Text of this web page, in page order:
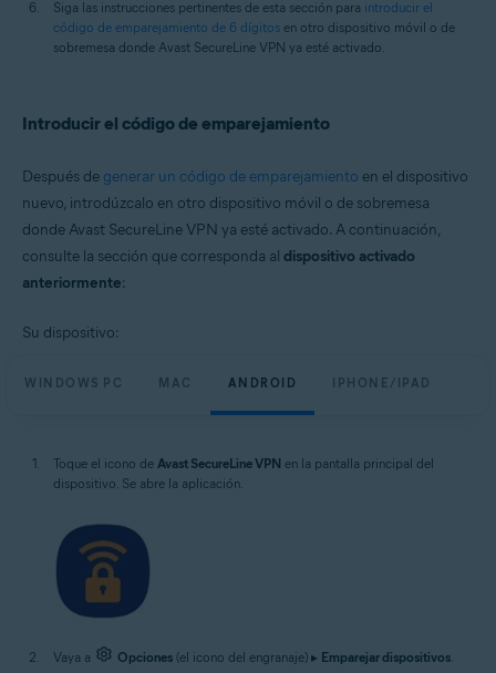
Siga las instrucciones pertinentes de esta sección para introducir el
código de emparejamiento de 6 dígitos en otro dispositivo móvil o de
sobremesa donde Avast SecureLine VPN ya esté activado.
Introducir el código de emparejamiento
Después de generar un código de emparejamiento en el dispositivo
nuevo, introdúzcalo en otro dispositivo móvil o de sobremesa
donde Avast SecureLine VPN ya esté activado. A continuación,
consulte la sección que corresponda al dispositivo activado
anteriormente:
Su dispositivo:
WINDOWS PC MAC ANDROID IPHONE/IPAD
Toque el icono de Avast SecureLine VPN en la pantalla principal del
dispositivo. Se abre la aplicación.
Vaya a Opciones (el icono del engranaje) ▸ Emparejar dispositivos.